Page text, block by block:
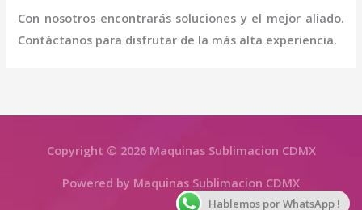
Con nosotros encontrarás soluciones y el mejor aliado.
Contáctanos para disfrutar de la más alta experiencia.
Copyright © 2026 Maquinas Sublimacion CDMX
Powered by Maquinas Sublimacion CDMX
Hablemos por WhatsApp !